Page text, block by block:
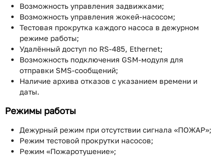
Возможность управления задвижками;
Возможность управления жокей-насосом;
Тестовая прокрутка каждого насоса в дежурном
режиме работы;
Удалённый доступ по RS-485, Ethernet;
Возможность подключения GSM-модуля для
отправки SMS-сообщений;
Наличие архива отказов с указанием времени и
даты.
Режимы работы
Дежурный режим при отсутствии сигнала «ПОЖАР»;
Режим тестовой прокрутки насосов;
Режим «Пожаротушение»;